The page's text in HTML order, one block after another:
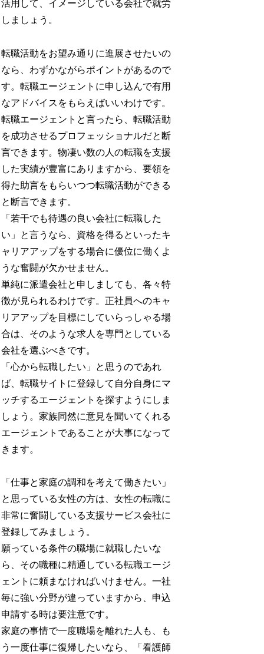
活用して、イメージしている会社で就労
しましょう。
転職活動をお望み通りに進展させたいの
なら、わずかながらポイントがあるので
す。転職エージェントに申し込んで有用
なアドバイスをもらえばいいわけです。
転職エージェントと言ったら、転職活動
を成功させるプロフェッショナルだと断
言できます。物凄い数の人の転職を支援
した実績が豊富にありますから、要領を
得た助言をもらいつつ転職活動ができる
と断言できます。
「若干でも待遇の良い会社に転職した
い」と言うなら、資格を得るといったキ
ャリアアップをする場合に優位に働くよ
うな奮闘が欠かせません。
単純に派遣会社と申しましても、各々特
徴が見られるわけです。正社員へのキャ
リアアップを目標にしていらっしゃる場
合は、そのような求人を専門としている
会社を選ぶべきです。
「心から転職したい」と思うのであれ
ば、転職サイトに登録して自分自身にマ
ッチするエージェントを探すようにしま
しょう。家族同然に意見を聞いてくれる
エージェントであることが大事になって
きます。
「仕事と家庭の調和を考えて働きたい」
と思っている女性の方は、女性の転職に
非常に奮闘している支援サービス会社に
登録してみましょう。
願っている条件の職場に就職したいな
ら、その職種に精通している転職エージ
ェントに頼まなければいけません。一社
毎に強い分野が違っていますから、申込
申請する時は要注意です。
家庭の事情で一度職場を離れた人も、も
う一度仕事に復帰したいなら、「看護師